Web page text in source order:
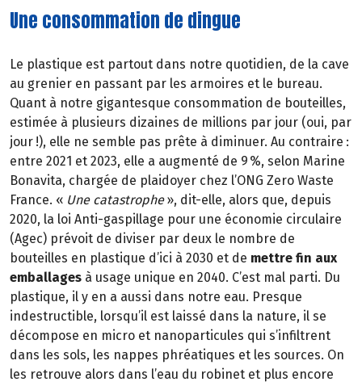
Une consommation de dingue
Le plastique est partout dans notre quotidien, de la cave
au grenier en passant par les armoires et le bureau.
Quant à notre gigantesque consommation de bouteilles,
estimée à plusieurs dizaines de millions par jour (oui, par
jour !), elle ne semble pas prête à diminuer. Au contraire :
entre 2021 et 2023, elle a augmenté de 9 %, selon Marine
Bonavita, chargée de plaidoyer chez l’ONG Zero Waste
France. « Une catastrophe», dit-elle, alors que, depuis
2020, la loi Anti-gaspillage pour une économie circulaire
(Agec) prévoit de diviser par deux le nombre de
bouteilles en plastique d’ici à 2030 et de mettre fin aux
emballages à usage unique en 2040. C’est mal parti. Du
plastique, il y en a aussi dans notre eau. Presque
indestructible, lorsqu’il est laissé dans la nature, il se
décompose en micro et nanoparticules qui s’infiltrent
dans les sols, les nappes phréatiques et les sources. On
les retrouve alors dans l’eau du robinet et plus encore